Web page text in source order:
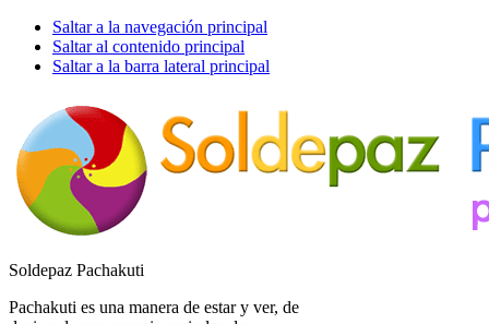
Saltar a la navegación principal
Saltar al contenido principal
Saltar a la barra lateral principal
Soldepaz Pachakuti
Pachakuti es una manera de estar y ver, de